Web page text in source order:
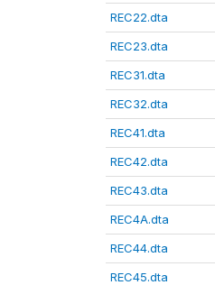
REC22.dta
REC23.dta
REC31.dta
REC32.dta
REC41.dta
REC42.dta
REC43.dta
REC4A.dta
REC44.dta
REC45.dta